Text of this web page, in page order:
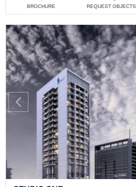
BROCHURE REQUEST OBJECTS